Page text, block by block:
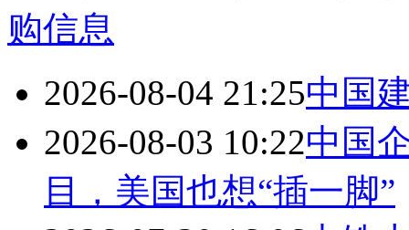
购信息
2026-08-04 21:25中国
2026-08-03 10:22中国
目，美国也想“插一脚”